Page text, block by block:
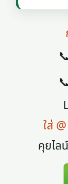
ใส่
คุยไล